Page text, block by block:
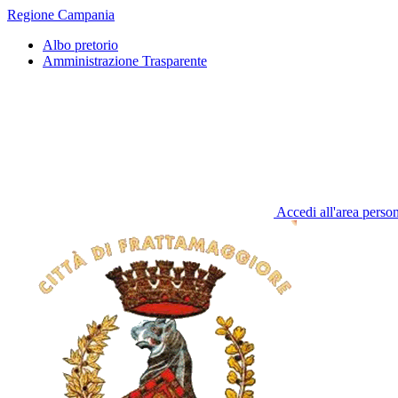
Regione Campania
Albo pretorio
Amministrazione Trasparente
Accedi all'area